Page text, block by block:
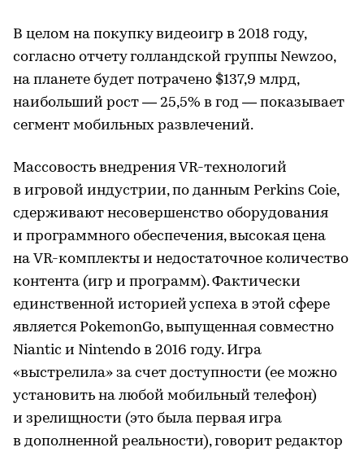
В целом на покупку видеоигр в 2018 году,
согласно отчету голландской группы Newzoo,
на планете будет потрачено $137,9 млрд,
наибольший рост — 25,5% в год — показывает
сегмент мобильных развлечений.
Массовость внедрения VR-технологий
в игровой индустрии, по данным Perkins Coie,
сдерживают несовершенство оборудования
и программного обеспечения, высокая цена
на VR-комплекты и недостаточное количество
контента (игр и программ). Фактически
единственной историей успеха в этой сфере
является PokemonGo, выпущенная совместно
Niantic и Nintendo в 2016 году. Игра
«выстрелила» за счет доступности (ее можно
установить на любой мобильный телефон)
и зрелищности (это была первая игра
в дополненной реальности), говорит редактор